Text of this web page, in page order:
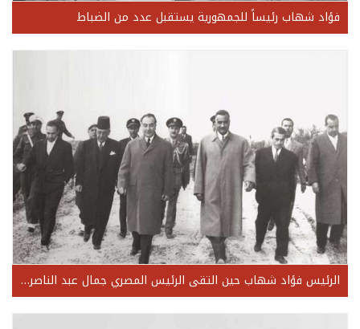
فؤاد شهاب رئيساً للجمهورية يستقبل عدد من الضباط
الرئيس فؤاد شهاب حين التقى الرئيس المصري جمال عبد الناصر عند الحدود اللبنانية - السورية 1952 .